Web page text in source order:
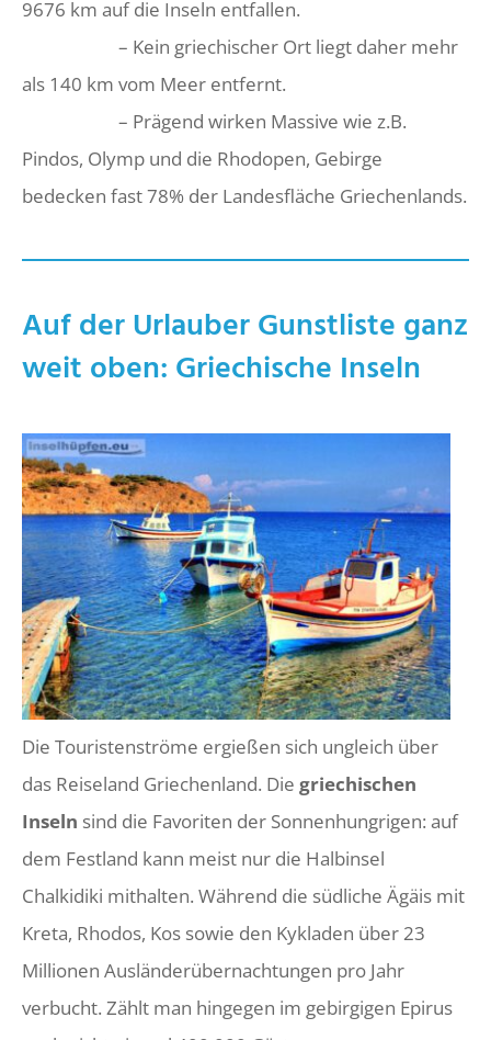
9676 km auf die Inseln entfallen.
– Kein griechischer Ort liegt daher mehr
als 140 km vom Meer entfernt.
– Prägend wirken Massive wie z.B.
Pindos, Olymp und die Rhodopen, Gebirge
bedecken fast 78% der Landesfläche Griechenlands.
Auf der Urlauber Gunstliste ganz
weit oben: Griechische Inseln
Die Touristenströme ergießen sich ungleich über
das Reiseland Griechenland. Die griechischen
Inseln sind die Favoriten der Sonnenhungrigen: auf
dem Festland kann meist nur die Halbinsel
Chalkidiki mithalten. Während die südliche Ägäis mit
Kreta, Rhodos, Kos sowie den Kykladen über 23
Millionen Ausländerübernachtungen pro Jahr
verbucht. Zählt man hingegen im gebirgigen Epirus